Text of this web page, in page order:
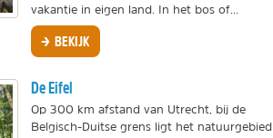
vakantie in eigen land. In het bos of...
BEKIJK
De Eifel
Op 300 km afstand van Utrecht, bij de
Belgisch-Duitse grens ligt het natuurgebied